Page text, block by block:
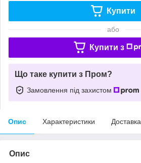
Купити
або
Купити з
Що таке купити з Пром?
Замовлення під захистом
Опис Характеристики Доставка
Опис